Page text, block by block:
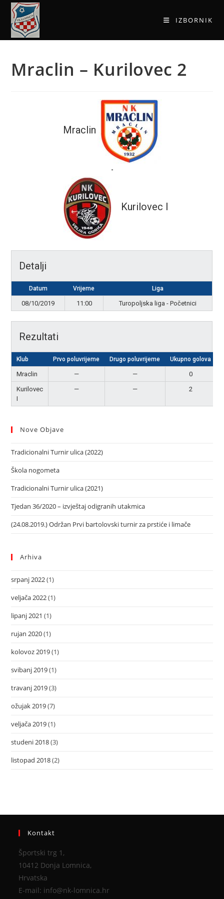
IZBORNIK
Mraclin – Kurilovec 2
Mraclin
-
Kurilovec I
Detalji
Datum Vrijeme Liga
08/10/2019 11:00 Turopoljska liga - Početnici
Rezultati
Klub Prvo poluvrijeme Drugo poluvrijeme Ukupno golova
Mraclin — —
0
Kurilovec
I
— — 2
Nove Objave
Tradicionalni Turnir ulica (2022)
Škola nogometa
Tradicionalni Turnir ulica (2021)
Tjedan 36/2020 – izvještaj odigranih utakmica
(24.08.2019.) Održan Prvi bartolovski turnir za prstiće i limače
Arhiva
srpanj 2022(1)
veljača 2022(1)
lipanj 2021 (1)
rujan 2020(1)
kolovoz 2019(1)
svibanj 2019(1)
travanj 2019(3)
ožujak 2019(7)
veljača 2019(1)
studeni 2018(3)
listopad 2018(2)
Kontakt
Športski trg 1,
10412 Donja Lomnica,
Hrvatska
E-mail: info@nk-lomnica.hr